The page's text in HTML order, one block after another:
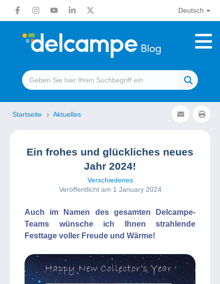
Deutsch
Startseite Aktuelles
Ein frohes und glückliches neues
Jahr 2024!
Verschiedenes
Veröffentlicht am 1 January 2024
Auch im Namen des gesamten Delcampe-
Teams wünsche ich Ihnen strahlende
Festtage voller Freude und Wärme!